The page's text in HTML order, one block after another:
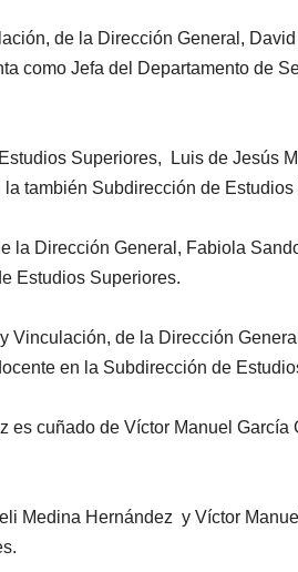
de la Dirección General,
como Jefa del Departamento de
Superiores, Luis de Jesús
también Subdirección de Estudios
Dirección General, Fabiola
Estudios Superiores.
de la Dirección
en la Subdirección de
cuñado de Víctor Manuel García
Medina Hernández y Víctor